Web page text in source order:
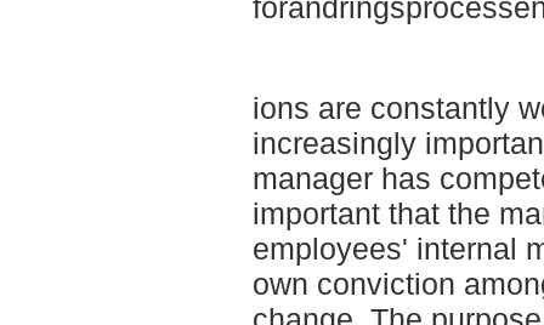
ions are constantly
increasingly
manager has
important that the
employees' internal
own conviction